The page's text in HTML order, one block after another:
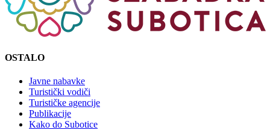
OSTALO
Javne nabavke
Turistički vodiči
Turističke agencije
Publikacije
Kako do Subotice